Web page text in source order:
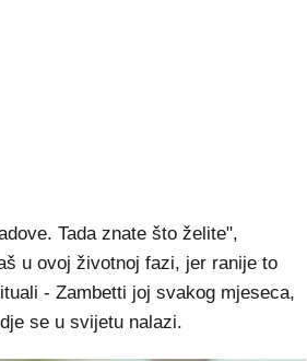
Tada znate što želite",
u ovoj životnoj fazi, jer ranije to
- Zambetti joj svakog mjeseca,
se u svijetu nalazi.